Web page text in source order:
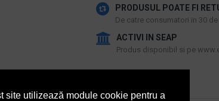
site utilizează module cookie pentru a
PRODUSUL POATE FI
De catre consumatori in 30
ACTIVI IN SEAP
Produs disponibil si pe